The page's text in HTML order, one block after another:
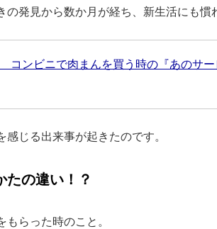
の発見から数か月が経ち、新生活にも慣
コンビニで肉まんを買う時の『あのサー
感じる出来事が起きたのです。
たの違い！？
らった時のこと。